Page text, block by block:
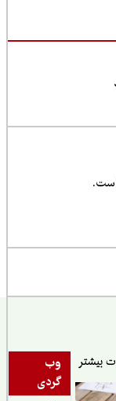
وب
گردی